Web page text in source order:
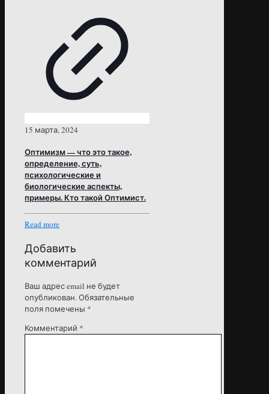
15 марта, 2024
Оптимизм — что это такое,
определение, суть,
психологические и
биологические аспекты,
примеры. Кто такой Оптимист.
Read more
Добавить
комментарий
Ваш адрес email не будет
опубликован.Обязательные
поля помечены *
Комментарий *